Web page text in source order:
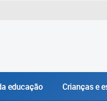
educação Crianças e